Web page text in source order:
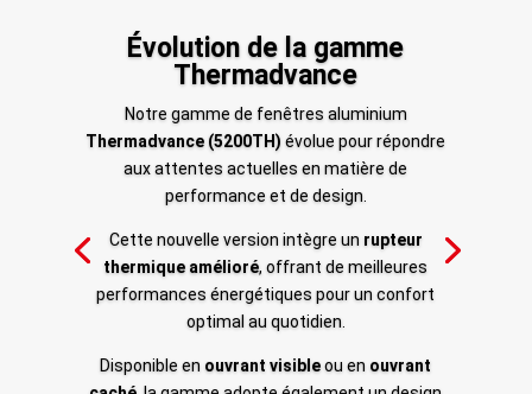
Évolution de la gamme
Thermadvance
Notre gamme de fenêtres aluminium
Thermadvance (5200TH) évolue pour répondre
aux attentes actuelles en matière de
performance et de design.
Cette nouvelle version intègre unrupteur
thermique amélioré, offrant de meilleures
performances énergétiques pour un confort
optimal au quotidien.
Disponible en ouvrant visibleou en ouvrant